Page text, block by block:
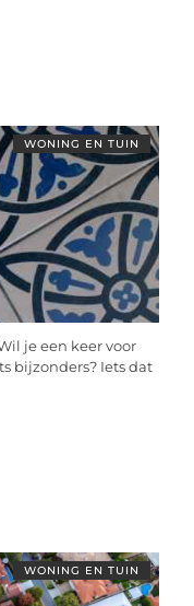
WONING EN TUIN
je een keer voor
bijzonders? Iets dat
WONING EN TUIN